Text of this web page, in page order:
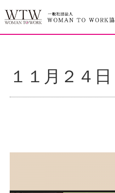
１１月２４日